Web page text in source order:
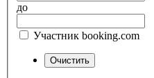
до
Участник booking.com